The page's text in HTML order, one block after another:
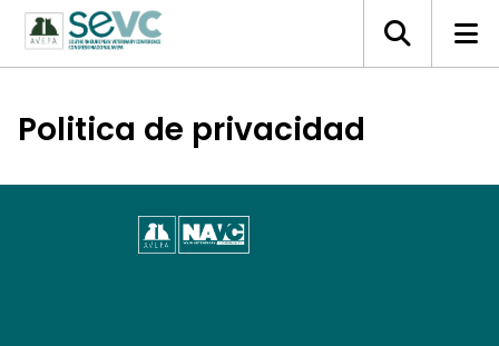
Politica de privacidad